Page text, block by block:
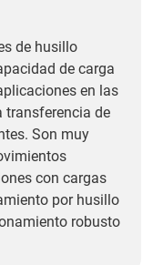
de husillo
de carga
en las
transferencia de
Son muy
con cargas
por husillo
robusto